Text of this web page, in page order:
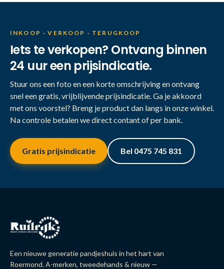
INKOOP · VERKOOP · TERUGKOOP
Iets te verkopen? Ontvang binnen
24 uur een prijsindicatie.
Stuur ons een foto en een korte omschrijving en ontvang
snel een gratis, vrijblijvende prijsindicatie. Ga je akkoord
met ons voorstel? Breng je product dan langs in onze winkel.
Na controle betalen we direct contant of per bank.
Gratis prijsindicatie Bel 0475 745 831
Een nieuwe generatie pandjeshuis in het hart van
Roermond. A-merken, tweedehands & nieuw —